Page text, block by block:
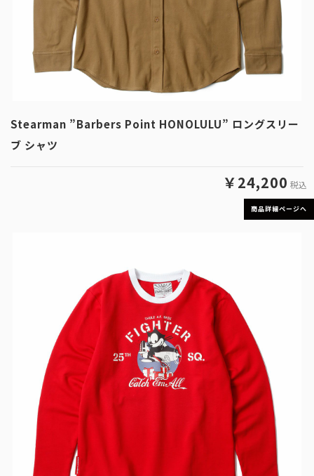
Stearman ”Barbers Point HONOLULU” ロングスリー
ブ シャツ
￥24,200 税込
商品詳細ページへ